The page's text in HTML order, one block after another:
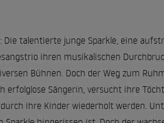
talentierte junge Sparkle, eine
ihren musikalischen
Bühnen. Doch der Weg zum
erfolglose Sängerin, versucht ihre
ihre Kinder wiederholt werden.